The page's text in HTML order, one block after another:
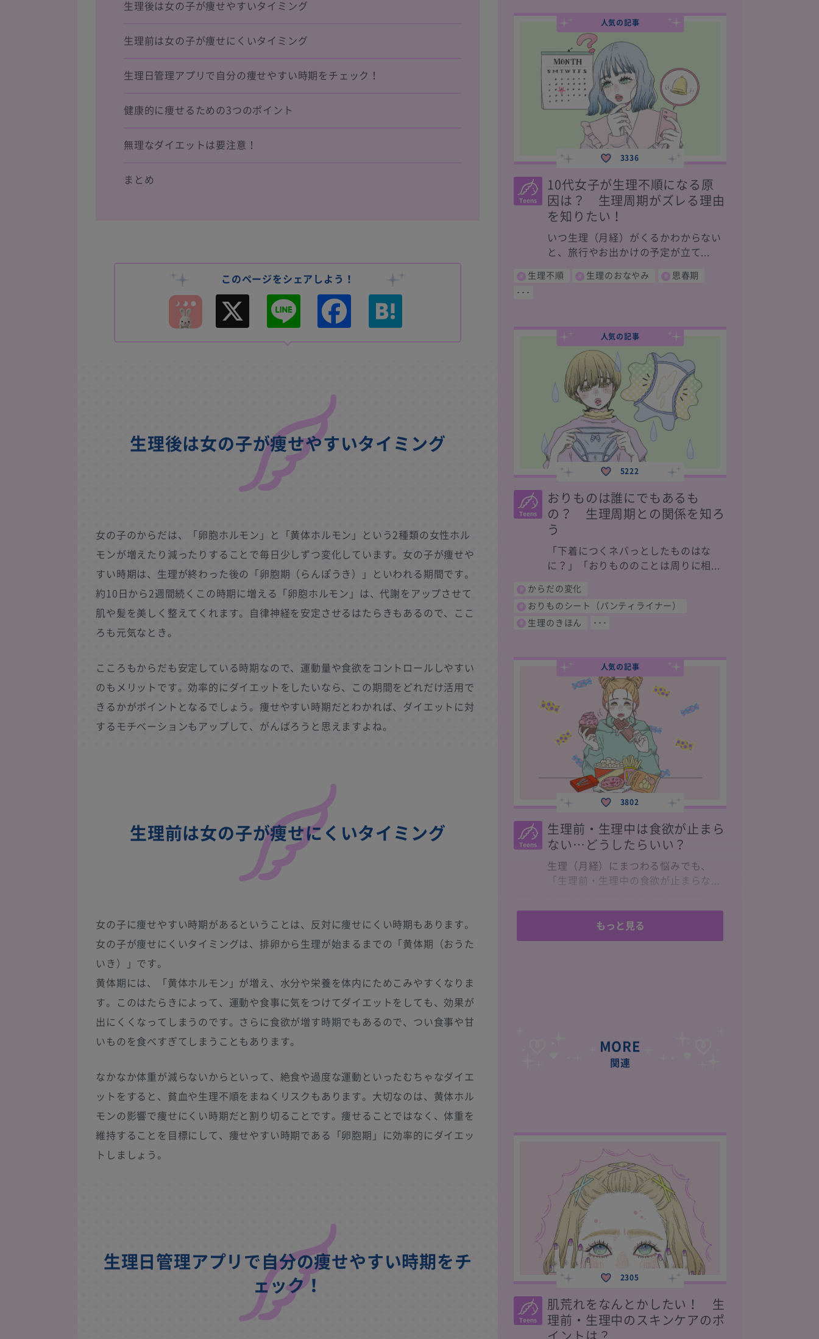
生理後は女の子が痩せやすいタイミング
生理前は女の子が痩せにくいタイミング
生理日管理アプリで自分の痩せやすい時期をチェック！
健康的に痩せるための3つのポイント
無理なダイエットは要注意！
まとめ
このページをシェアしよう！
X
L
e
生理後は女の子が痩せやすいタイミング
女の子のからだは、「卵胞ホルモン」と「黄体ホルモン」という2種類の女性ホル
モンが増えたり減ったりすることで毎日少しずつ変化しています。女の子が痩せや
すい時期は、生理が終わった後の「卵胞期（らんぽうき）」といわれる期間です。
約10日から2週間続くこの時期に増える「卵胞ホルモン」は、代謝をアップさせて
肌や髪を美しく整えてくれます。自律神経を安定させるはたらきもあるので、ここ
ろも元気なとき。
こころもからだも安定している時期なので、運動量や食欲をコントロールしやすい
のもメリットです。効率的にダイエットをしたいなら、この期間をどれだけ活用で
きるかがポイントとなるでしょう。痩せやすい時期だとわかれば、ダイエットに対
するモチベーションもアップして、がんばろうと思えますよね。
生理前は女の子が痩せにくいタイミング
女の子に痩せやすい時期があるということは、反対に痩せにくい時期もあります。
女の子が痩せにくいタイミングは、排卵から生理が始まるまでの「黄体期（おうた
いき）」です。
黄体期には、「黄体ホルモン」が増え、水分や栄養を体内にためこみやすくなりま
す。このはたらきによって、運動や食事に気をつけてダイエットをしても、効果が
出にくくなってしまうのです。さらに食欲が増す時期でもあるので、つい食事や甘
いものを食べすぎてしまうこともあります。
なかなか体重が減らないからといって、絶食や過度な運動といったむちゃなダイエ
ットをすると、貧血や生理不順をまねくリスクもあります。大切なのは、黄体ホル
モンの影響で痩せにくい時期だと割り切ることです。痩せることではなく、体重を
維持することを目標にして、痩せやすい時期である「卵胞期」に効率的にダイエッ
トしましょう。
生理日管理アプリで自分の痩せやすい時期をチ
ェック！
人気の記事
3336
10代女子が生理不順になる原
因は？ 生理周期がズレる理由
を知りたい！
いつ生理（月経）がくるかわからない
と、旅行やお出かけの予定が立て...
生理不順 生理のおなやみ
思春期
･･･
人気の記事
5222
おりものは誰にでもあるも
の？ 生理周期との関係を知ろ
う
「下着につくネバっとしたものはな
に？」「おりもののことは周りに相...
からだの変化
おりものシート（パンティライナー）
生理のきほん
･･･
人気の記事
3802
生理前・生理中は食欲が止まら
ない…どうしたらいい？
生理（月経）にまつわる悩みでも、
「生理前・生理中の食欲が止まらな...
もっと見る
MORE
関連
2305
肌荒れをなんとかしたい！ 生
理前・生理中のスキンケアのポ
イントは？